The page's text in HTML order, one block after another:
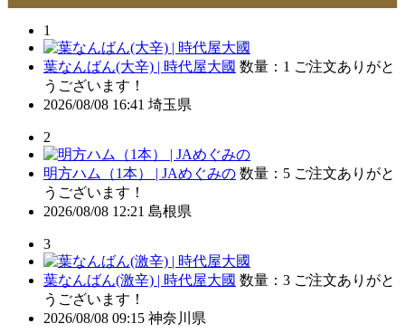
1
葉なんばん(大辛) | 時代屋大國 数量：1 ご注文ありがと
うございます！
2026/08/08 16:41 埼玉県
2
明方ハム（1本） | JAめぐみの 数量：5 ご注文ありがと
うございます！
2026/08/08 12:21 島根県
3
葉なんばん(激辛) | 時代屋大國 数量：3 ご注文ありがと
うございます！
2026/08/08 09:15 神奈川県